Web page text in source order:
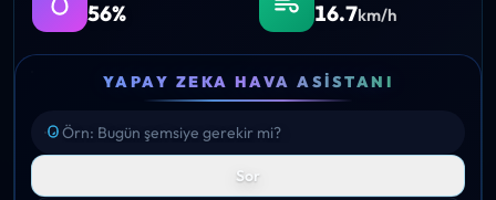
56% 16.7km/h
YAPAY ZEKA HAVA ASISTANI
Sor